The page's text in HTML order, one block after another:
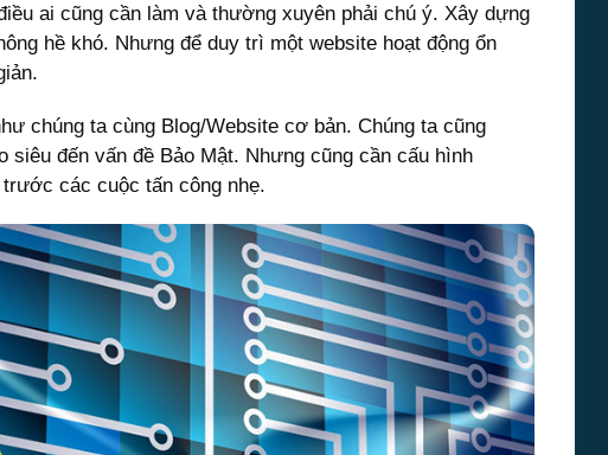
ai cũng cần làm và thường xuyên phải chú ý. Xây dựng
hề khó. Nhưng để duy trì một website hoạt động ổn
chúng ta cùng Blog/Website cơ bản. Chúng ta cũng
siêu đến vấn đề Bảo Mật. Nhưng cũng cần cấu hình
các cuộc tấn công nhẹ.